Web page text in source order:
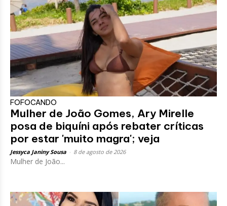
FOFOCANDO
Mulher de João Gomes, Ary Mirelle
posa de biquíni após rebater críticas
por estar 'muito magra'; veja
Jessyca Janiny Sousa 8 de agosto de 2026
Mulher de João...